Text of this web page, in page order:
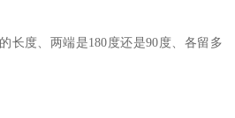
长度、两端是180度还是90度、各留多